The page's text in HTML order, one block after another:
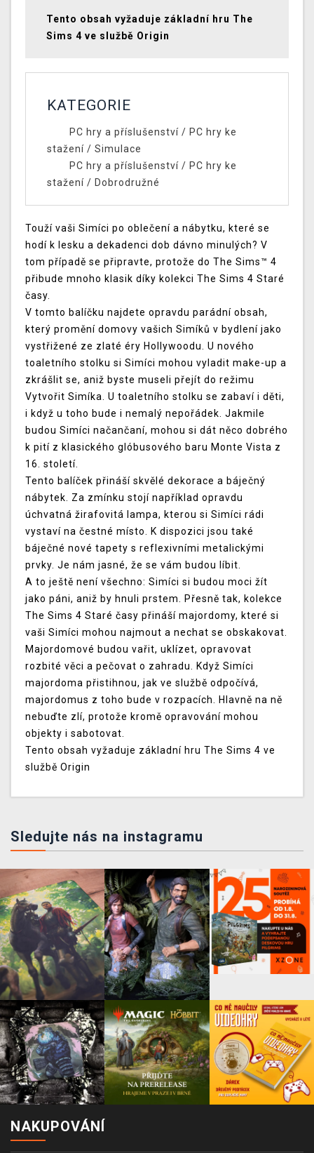
Tento obsah vyžaduje základní hru The
Sims 4 ve službě Origin
KATEGORIE
PC hry a příslušenství/ PC hry ke
stažení / Simulace
PC hry a příslušenství/ PC hry ke
stažení / Dobrodružné
Touží vaši Simíci po oblečení a nábytku, které se
hodí k lesku a dekadenci dob dávno minulých? V
tom případě se připravte, protože do The Sims™ 4
přibude mnoho klasik díky kolekci The Sims 4 Staré
časy.
V tomto balíčku najdete opravdu parádní obsah,
který promění domovy vašich Simíků v bydlení jako
vystřižené ze zlaté éry Hollywoodu. U nového
toaletního stolku si Simíci mohou vyladit make-up a
zkrášlit se, aniž byste museli přejít do režimu
Vytvořit Simíka. U toaletního stolku se zabaví i děti,
i když u toho bude i nemalý nepořádek. Jakmile
budou Simíci načančaní, mohou si dát něco dobrého
k pití z klasického glóbusového baru Monte Vista z
16. století.
Tento balíček přináší skvělé dekorace a báječný
nábytek. Za zmínku stojí například opravdu
úchvatná žirafovitá lampa, kterou si Simíci rádi
vystaví na čestné místo. K dispozici jsou také
báječné nové tapety s reflexivními metalickými
prvky. Je nám jasné, že se vám budou líbit.
A to ještě není všechno: Simíci si budou moci žít
jako páni, aniž by hnuli prstem. Přesně tak, kolekce
The Sims 4 Staré časy přináší majordomy, které si
vaši Simíci mohou najmout a nechat se obskakovat.
Majordomové budou vařit, uklízet, opravovat
rozbité věci a pečovat o zahradu. Když Simíci
majordoma přistihnou, jak ve službě odpočívá,
majordomus z toho bude v rozpacích. Hlavně na ně
nebuďte zlí, protože kromě opravování mohou
objekty i sabotovat.
Tento obsah vyžaduje základní hru The Sims 4 ve
službě Origin
Sledujte nás na instagramu
NAKUPOVÁNÍ